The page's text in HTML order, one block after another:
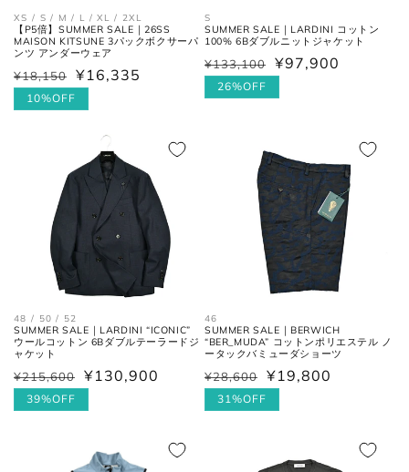
XS / S / M / L / XL / 2XL
【P5倍】SUMMER SALE｜26SS
MAISON KITSUNE 3パックボクサーパ
ンツ アンダーウェア
通
常
¥18,150
セ
ー
¥16,335
10%OFF
S
SUMMER SALE｜LARDINI コットン
100% 6Bダブルニットジャケット
通
常
¥133,100
セ
ー
¥97,900
26%OFF
48 / 50 / 52
SUMMER SALE｜LARDINI “ICONIC”
ウールコットン 6Bダブルテーラードジ
ャケット
通
常
¥215,600
セ
ー
¥130,900
39%OFF
46
SUMMER SALE｜BERWICH
“BER_MUDA” コットンポリエステル ノ
ータックバミューダショーツ
通
常
¥28,600
セ
ー
¥19,800
31%OFF
ウエス
ト
平置きにし、自然なテンションを
加え端と端を結んだ長さ×2。
フロントの上端から股下の縫い目
の交点。
股下の縫い目の交点から、内側の
シームに沿った裾までの長さ。
太腿幅
股下の縫い目の交点から、5cm裾
んだ長さ。